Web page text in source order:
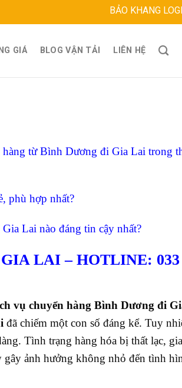
BẢO KHANG LOGISTICS
GIÁ BLOG VẬN TẢI LIÊN HỆ
từ Bình Dương đi Gia Lai trong
phù hợp nhất?
Lai nào đáng tin cậy nhất?
LAI – HOTLINE: 033
vụ chuyển hàng Bình Dương đi
đã chiếm một con số đáng kể. Tuy
Tình trạng hàng hóa bị thất lạc,
ảnh hưởng không nhỏ đến tình